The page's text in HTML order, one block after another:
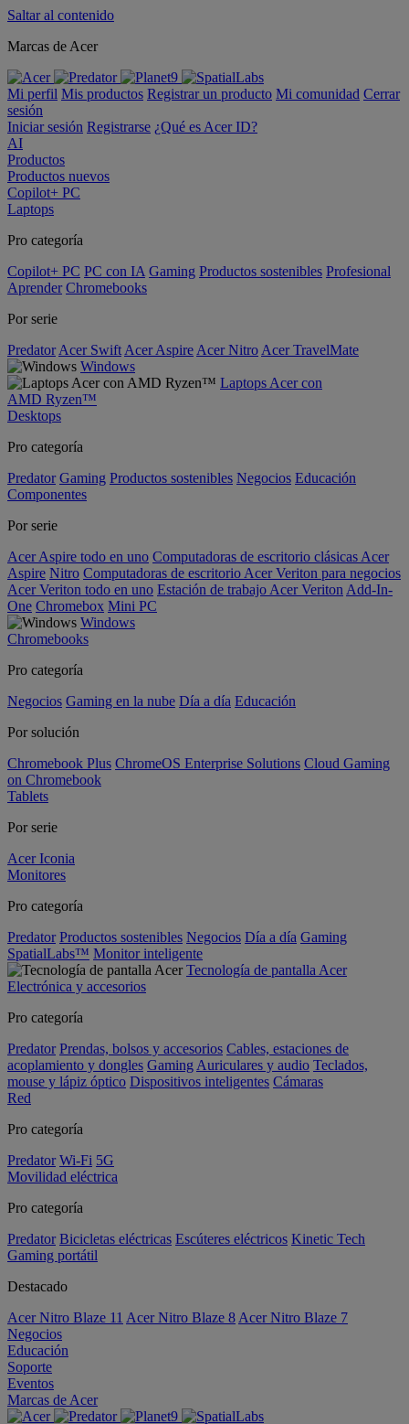
Saltar al contenido
Marcas de Acer
Mi perfil Mis productos Registrar un producto Mi comunidad Cerrar
sesión
Iniciar sesión Registrarse ¿Qué es Acer ID?
AI
Productos
Productos nuevos
Copilot+ PC
Laptops
Pro categoría
Copilot+ PC PC con IA Gaming Productos sostenibles Profesional
Aprender Chromebooks
Por serie
Predator Acer Swift Acer Aspire Acer Nitro Acer TravelMate
Windows
Laptops Acer con
AMD Ryzen™
Desktops
Pro categoría
Predator Gaming Productos sostenibles Negocios Educación
Componentes
Por serie
Acer Aspire todo en uno Computadoras de escritorio clásicas Acer
Aspire Nitro Computadoras de escritorio Acer Veriton para negocios
Acer Veriton todo en uno Estación de trabajo Acer Veriton Add-In-
One Chromebox Mini PC
Windows
Chromebooks
Pro categoría
Negocios Gaming en la nube Día a día Educación
Por solución
Chromebook Plus ChromeOS Enterprise Solutions Cloud Gaming
on Chromebook
Tablets
Por serie
Acer Iconia
Monitores
Pro categoría
Predator Productos sostenibles Negocios Día a día Gaming
SpatialLabs™ Monitor inteligente
Tecnología de pantalla Acer
Electrónica y accesorios
Pro categoría
Predator Prendas, bolsos y accesorios Cables, estaciones de
acoplamiento y dongles Gaming Auriculares y audio Teclados,
mouse y lápiz óptico Dispositivos inteligentes Cámaras
Red
Pro categoría
Predator Wi-Fi 5G
Movilidad eléctrica
Pro categoría
Predator Bicicletas eléctricas Escúteres eléctricos Kinetic Tech
Gaming portátil
Destacado
Acer Nitro Blaze 11 Acer Nitro Blaze 8 Acer Nitro Blaze 7
Negocios
Educación
Soporte
Eventos
Marcas de Acer